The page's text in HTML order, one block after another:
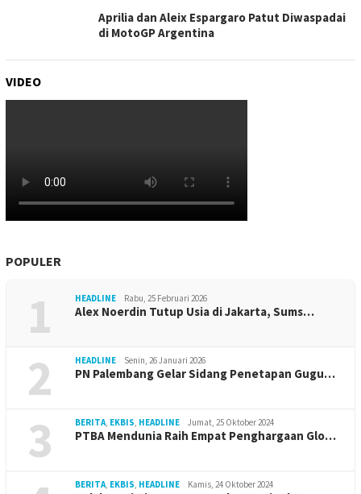
Aprilia dan Aleix Espargaro Patut Diwaspadai
di MotoGP Argentina
VIDEO
POPULER
1 HEADLINE Rabu, 25 Februari 2026
Alex Noerdin Tutup Usia di Jakarta, Sums…
2 HEADLINE Senin, 26 Januari 2026
PN Palembang Gelar Sidang Penetapan Gugu…
3 BERITA, EKBIS, HEADLINE Jumat, 25 Oktober 2024
PTBA Mendunia Raih Empat Penghargaan Glo…
BERITA, EKBIS, HEADLINE Kamis, 24 Oktober 2024